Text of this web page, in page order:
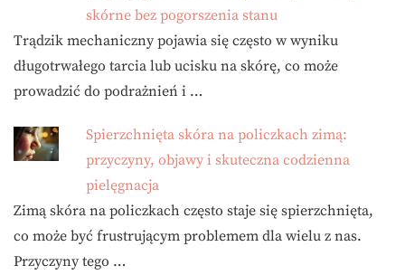
skórne bez pogorszenia stanu
Trądzik mechaniczny pojawia się często w wyniku
długotrwałego tarcia lub ucisku na skórę, co może
prowadzić do podrażnień i …
Spierzchnięta skóra na policzkach zimą:
przyczyny, objawy i skuteczna codzienna
pielęgnacja
Zimą skóra na policzkach często staje się spierzchnięta,
co może być frustrującym problemem dla wielu z nas.
Przyczyny tego …